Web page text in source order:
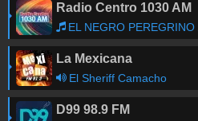
Radio Centro 1030 AM
EL NEGRO PEREGRINO /
La Mexicana
El Sheriff Camacho
D99 98.9 FM